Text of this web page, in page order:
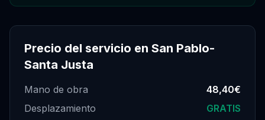
Precio del servicio en San Pablo-
Santa Justa
Mano de obra
48,40€
Desplazamiento
GRATIS